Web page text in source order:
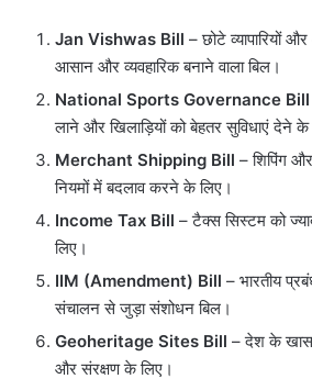
Jan Vishwas Bill – छोटे व्यापारियों
आसान और व्यवहारिक बनाने वाला बिल।
National Sports Governance Bill
लाने और खिलाड़ियों को बेहतर सुविधाएं देने के
Merchant Shipping Bill – शिपिंग
नियमों में बदलाव करने के लिए।
Income Tax Bill – टैक्स सिस्टम को
लिए।
IIM (Amendment) Bill – भारतीय
संचालन से जुड़ा संशोधन बिल।
Geoheritage Sites Bill – देश के खास
और संरक्षण के लिए।